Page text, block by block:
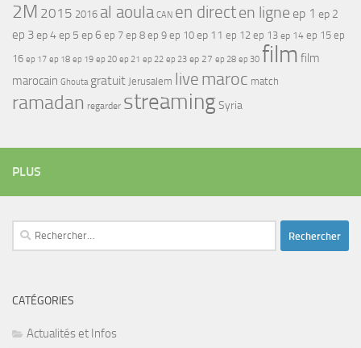
2M 2015 2016 al aoula CAN en directen ligne ep 1 ep 2
ep 3ep 4ep 5 ep 6 ep 7 ep 8 ep 9 ep 10 ep 11 ep 12 ep 13 ep 14 ep 15 ep
16 ep 17 ep 18 ep 19 ep 20 ep 21 ep 22 ep 23 ep 27 ep 28 ep 30 film film
marocain Ghouta gratuit Jerusalem live maroc match
ramadan regarder streamingSyria
PLUS
Rechercher :
CATÉGORIES
Actualités et Infos